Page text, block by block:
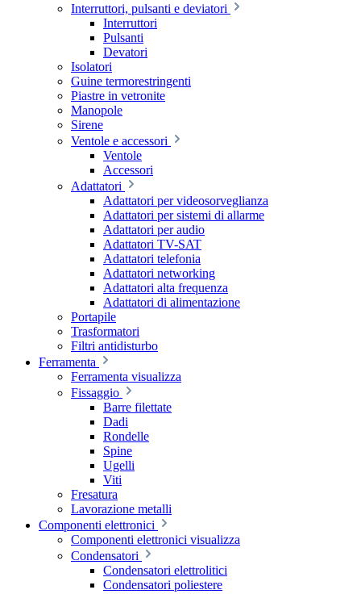
Interruttori, pulsanti e deviatori
Interruttori
Pulsanti
Devatori
Isolatori
Guine termorestringenti
Piastre in vetronite
Manopole
Sirene
Ventole e accessori
Ventole
Accessori
Adattatori
Adattatori per videosorveglianza
Adattatori per sistemi di allarme
Adattatori per audio
Adattatori TV-SAT
Adattatori telefonia
Adattatori networking
Adattatori alta frequenza
Adattatori di alimentazione
Portapile
Trasformatori
Filtri antidisturbo
Ferramenta
Ferramenta visualizza
Fissaggio
Barre filettate
Dadi
Rondelle
Spine
Ugelli
Viti
Fresatura
Lavorazione metalli
Componenti elettronici
Componenti elettronici visualizza
Condensatori
Condensatori elettrolitici
Condensatori poliestere